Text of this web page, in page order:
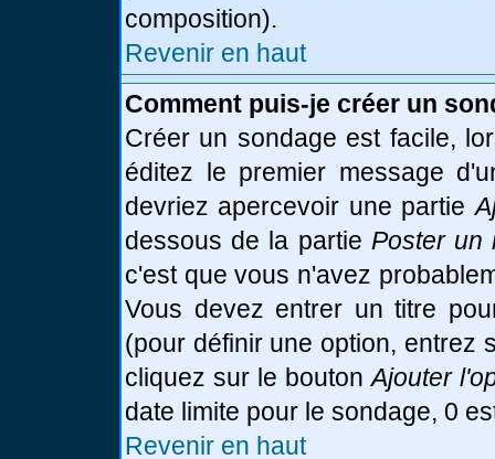
composition).
Revenir en haut
Comment puis-je créer un
Créer un sondage est facile,
éditez le premier message
devriez apercevoir une partie
dessous de la partie Poster un
c'est que vous n'avez
Vous devez entrer un titre
(pour définir une option, entrez
cliquez sur le boutonAjouter
date limite pour le sondage, 0
Revenir en haut